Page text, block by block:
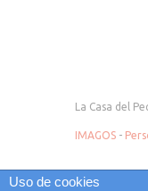
La Casa del
IMAGOS -
Uso de cookies